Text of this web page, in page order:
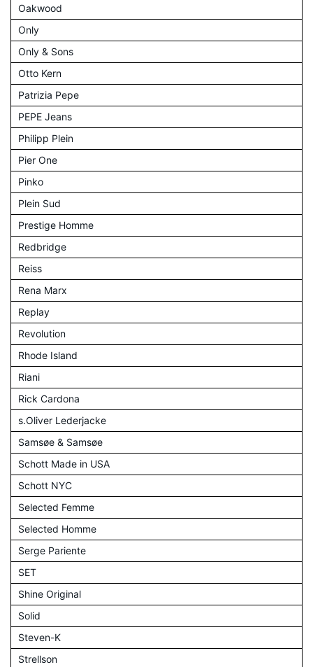
Oakwood
Only
Only & Sons
Otto Kern
Patrizia Pepe
PEPE Jeans
Philipp Plein
Pier One
Pinko
Plein Sud
Prestige Homme
Redbridge
Reiss
Rena Marx
Replay
Revolution
Rhode Island
Riani
Rick Cardona
s.Oliver Lederjacke
Samsøe & Samsøe
Schott Made in USA
Schott NYC
Selected Femme
Selected Homme
Serge Pariente
SET
Shine Original
Solid
Steven-K
Strellson